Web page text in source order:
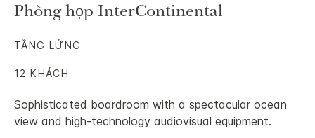
Phòng họp InterContinental
Sophisticated boardroom with a spectacular ocean
view and high-technology audiovisual equipment.
TẦNG LỬNG
12 KHÁCH